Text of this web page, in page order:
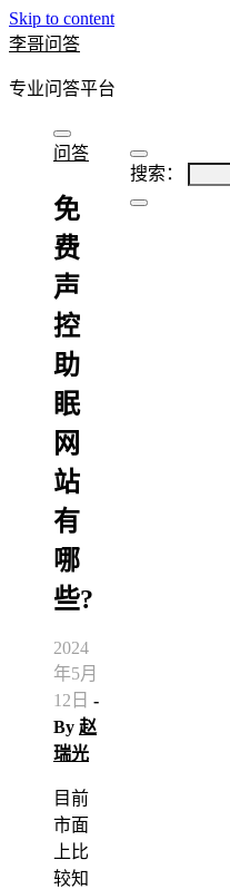
Skip to content
李哥问答
专业问答平台
搜索：
问答
免
费
声
控
助
眠
网
站
有
哪
些?
2024
年5月
12日 -
By 赵
瑞光
目前
市面
上比
较知